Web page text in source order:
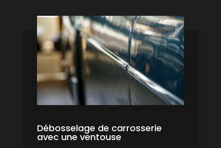
Débosselage de carrosserie
avec une ventouse